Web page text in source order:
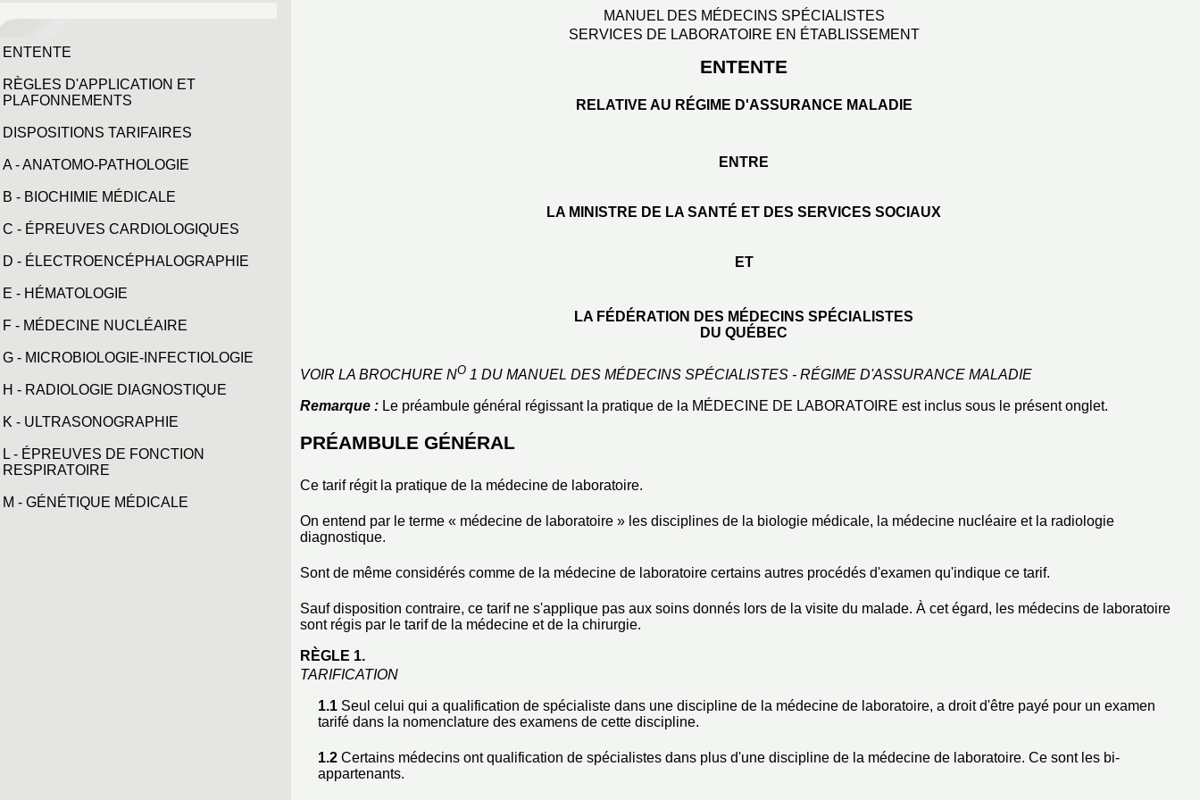
ENTENTE
RÈGLES D'APPLICATION ET
PLAFONNEMENTS
DISPOSITIONS TARIFAIRES
A - ANATOMO-PATHOLOGIE
B - BIOCHIMIE MÉDICALE
C - ÉPREUVES CARDIOLOGIQUES
D - ÉLECTROENCÉPHALOGRAPHIE
E - HÉMATOLOGIE
F - MÉDECINE NUCLÉAIRE
G - MICROBIOLOGIE-INFECTIOLOGIE
H - RADIOLOGIE DIAGNOSTIQUE
K - ULTRASONOGRAPHIE
L - ÉPREUVES DE FONCTION
RESPIRATOIRE
M - GÉNÉTIQUE MÉDICALE
MANUEL DES MÉDECINS SPÉCIALISTES
SERVICES DE LABORATOIRE EN ÉTABLISSEMENT
ENTENTE
RELATIVE AU RÉGIME D'ASSURANCE MALADIE
ENTRE
LA MINISTRE DE LA SANTÉ ET DES SERVICES SOCIAUX
ET
LA FÉDÉRATION DES MÉDECINS SPÉCIALISTES
DU QUÉBEC
VOIR LA BROCHURE NO 1 DU MANUEL DES MÉDECINS SPÉCIALISTES - RÉGIME D'ASSURANCE MALADIE
Remarque : Le préambule général régissant la pratique de la MÉDECINE DE LABORATOIRE est inclus sous le présent onglet.
PRÉAMBULE GÉNÉRAL
Ce tarif régit la pratique de la médecine de laboratoire.
On entend par le terme « médecine de laboratoire » les disciplines de la biologie médicale, la médecine nucléaire et la radiologie
diagnostique.
Sont de même considérés comme de la médecine de laboratoire certains autres procédés d'examen qu'indique ce tarif.
Sauf disposition contraire, ce tarif ne s'applique pas aux soins donnés lors de la visite du malade. À cet égard, les médecins de laboratoire
sont régis par le tarif de la médecine et de la chirurgie.
RÈGLE 1.
TARIFICATION
1.1 Seul celui qui a qualification de spécialiste dans une discipline de la médecine de laboratoire, a droit d'être payé pour un examen
tarifé dans la nomenclature des examens de cette discipline.
1.2 Certains médecins ont qualification de spécialistes dans plus d'une discipline de la médecine de laboratoire. Ce sont les bi-
appartenants.